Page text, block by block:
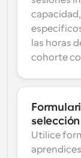
las horas
cohorte
selección
Utilice